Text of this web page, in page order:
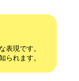
表現です。
られます。